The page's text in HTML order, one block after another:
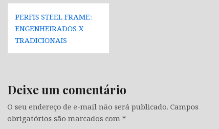
Navegação
de
Post
PERFIS STEEL FRAME:
ENGENHEIRADOS X
TRADICIONAIS
Deixe um comentário
O seu endereço de e-mail não será publicado. Campos
obrigatórios são marcados com *